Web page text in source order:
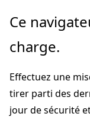
Passer
directement
au
principal
Ce
charge.
Effectuez une
tirer parti des
jour de sécurité